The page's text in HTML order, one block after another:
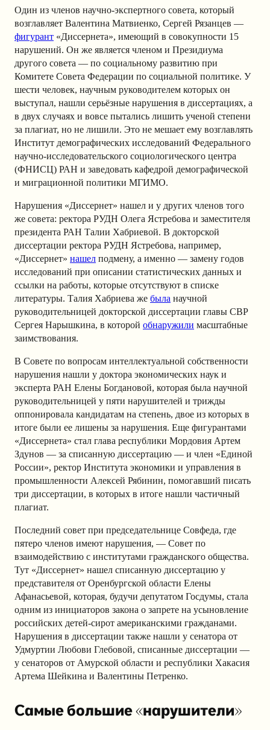
Один из членов научно-экспертного совета, который
возглавляет Валентина Матвиенко, Сергей Рязанцев —
фигурант «Диссернета», имеющий в совокупности 15
нарушений. Он же является членом и Президиума
другого совета — по социальному развитию при
Комитете Совета Федерации по социальной политике. У
шести человек, научным руководителем которых он
выступал, нашли серьёзные нарушения в диссертациях, а
в двух случаях и вовсе пытались лишить ученой степени
за плагиат, но не лишили. Это не мешает ему возглавлять
Институт демографических исследований Федерального
научно-исследовательского социологического центра
(ФНИСЦ) РАН и заведовать кафедрой демографической
и миграционной политики МГИМО.
Нарушения «Диссернет» нашел и у других членов того
же совета: ректора РУДН Олега Ястребова и заместителя
президента РАН Талии Хабриевой. В докторской
диссертации ректора РУДН Ястребова, например,
«Диссернет» нашел подмену, а именно — замену годов
исследований при описании статистических данных и
ссылки на работы, которые отсутствуют в списке
литературы. Талия Хабриева же была научной
руководительницей докторской диссертации главы СВР
Сергея Нарышкина, в которой обнаружили масштабные
заимствования.
В Совете по вопросам интеллектуальной собственности
нарушения нашли у доктора экономических наук и
эксперта РАН Елены Богдановой, которая была научной
руководительницей у пяти нарушителей и трижды
оппонировала кандидатам на степень, двое из которых в
итоге были ее лишены за нарушения. Еще фигурантами
«Диссернета» стал глава республики Мордовия Артем
Здунов — за списанную диссертацию — и член «Единой
России», ректор Института экономики и управления в
промышленности Алексей Рябинин, помогавший писать
три диссертации, в которых в итоге нашли частичный
плагиат.
Последний совет при председательнице Совфеда, где
пятеро членов имеют нарушения, — Совет по
взаимодействию с институтами гражданского общества.
Тут «Диссернет» нашел списанную диссертацию у
представителя от Оренбургской области Елены
Афанасьевой, которая, будучи депутатом Госдумы, стала
одним из инициаторов закона о запрете на усыновление
российских детей-сирот американскими гражданами.
Нарушения в диссертации также нашли у сенатора от
Удмуртии Любови Глебовой, списанные диссертации —
у сенаторов от Амурской области и республики Хакасия
Артема Шейкина и Валентины Петренко.
Самые большие «нарушители»